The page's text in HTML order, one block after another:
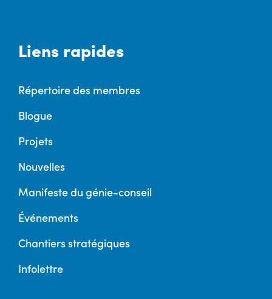
Liens rapides
Répertoire des membres
Blogue
Projets
Nouvelles
Manifeste du génie-conseil
Événements
Chantiers stratégiques
Infolettre